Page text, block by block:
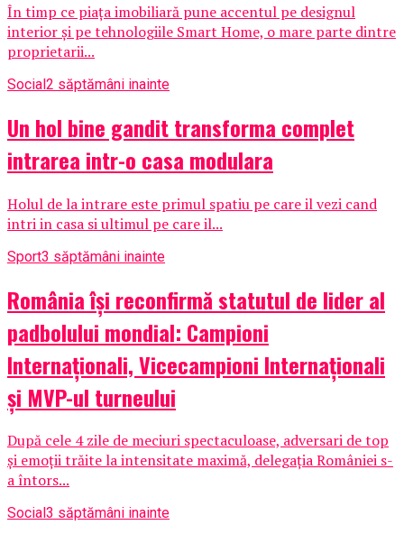
În timp ce piața imobiliară pune accentul pe designul
interior și pe tehnologiile Smart Home, o mare parte dintre
proprietarii...
Social2 săptămâni inainte
Un hol bine gandit transforma complet
intrarea intr-o casa modulara
Holul de la intrare este primul spatiu pe care il vezi cand
intri in casa si ultimul pe care il...
Sport3 săptămâni inainte
România își reconfirmă statutul de lider al
padbolului mondial: Campioni
Internaționali, Vicecampioni Internaționali
și MVP-ul turneului
După cele 4 zile de meciuri spectaculoase, adversari de top
și emoții trăite la intensitate maximă, delegația României s-
a întors...
Social 3 săptămâni inainte